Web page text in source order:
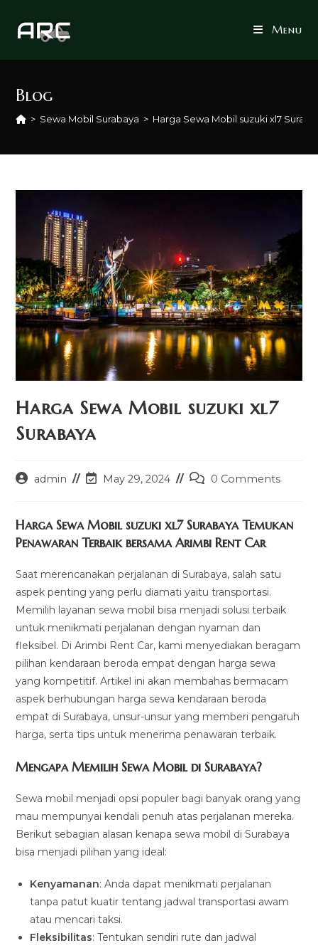
Menu
Blog
> Sewa Mobil Surabaya > Harga Sewa Mobil suzuki xl7
Harga Sewa Mobil suzuki xl7
Surabaya
Postadmin
PostMay 29, 2024
Post0 Comments
Harga Sewa Mobil suzuki xl7 Surabaya Temukan
Penawaran Terbaik bersama Arimbi Rent Car
Saat merencanakan perjalanan di Surabaya, salah satu
aspek penting yang perlu diamati yaitu transportasi.
Memilih layanan sewa mobil bisa menjadi solusi terbaik
untuk menikmati perjalanan dengan nyaman dan
fleksibel. Di Arimbi Rent Car, kami menyediakan beragam
pilihan kendaraan beroda empat dengan harga sewa
yang kompetitif. Artikel ini akan membahas bermacam
aspek berhubungan harga sewa kendaraan beroda
empat di Surabaya, unsur-unsur yang memberi pengaruh
harga, serta tips untuk menerima penawaran terbaik.
Mengapa Memilih Sewa Mobil di Surabaya?
Sewa mobil menjadi opsi populer bagi banyak orang yang
mau mempunyai kendali penuh atas perjalanan mereka.
Berikut sebagian alasan kenapa sewa mobil di Surabaya
bisa menjadi pilihan yang ideal:
Kenyamanan: Anda dapat menikmati perjalanan
tanpa patut kuatir tentang jadwal transportasi awam
atau mencari taksi.
Fleksibilitas: Tentukan sendiri rute dan jadwal